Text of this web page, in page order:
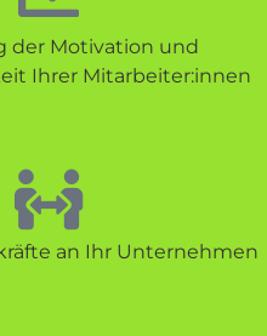
der Motivation und
Ihrer Mitarbeiter:innen
an Ihr Unternehmen